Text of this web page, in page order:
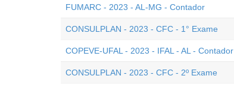
FUMARC - 2023 - AL-MG - Contador
CONSULPLAN - 2023 - CFC - 1° Exame
COPEVE-UFAL - 2023 - IFAL - AL - Contador
CONSULPLAN - 2023 - CFC - 2º Exame